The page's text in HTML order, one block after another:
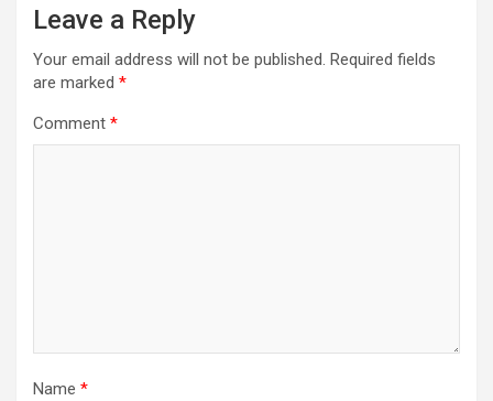
Leave a Reply
Your email address will not be published. Required fields
are marked *
Comment *
Name *